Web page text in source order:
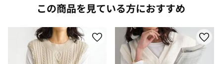
この商品を見ている方におすすめ